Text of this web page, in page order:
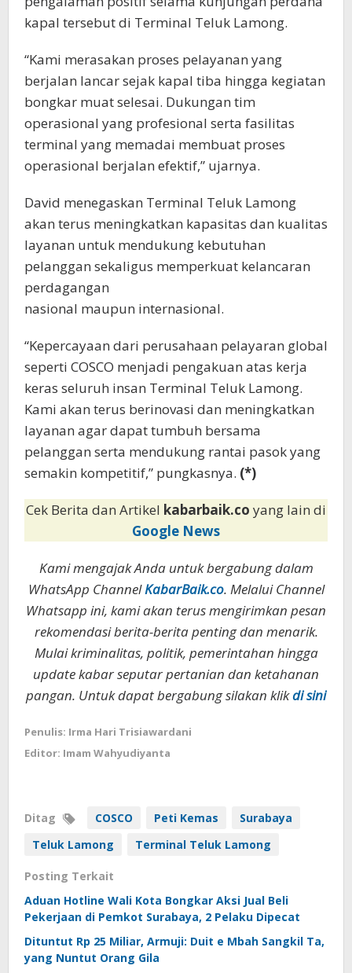
kapal tersebut di Terminal Teluk Lamong.
“Kami merasakan proses pelayanan yang
berjalan lancar sejak kapal tiba hingga kegiatan
bongkar muat selesai. Dukungan tim
operasional yang profesional serta fasilitas
terminal yang memadai membuat proses
operasional berjalan efektif,” ujarnya.
David menegaskan Terminal Teluk Lamong
akan terus meningkatkan kapasitas dan kualitas
layanan untuk mendukung kebutuhan
pelanggan sekaligus memperkuat kelancaran
perdagangan
nasional maupun internasional.
“Kepercayaan dari perusahaan pelayaran global
seperti COSCO menjadi pengakuan atas kerja
keras seluruh insan Terminal Teluk Lamong.
Kami akan terus berinovasi dan meningkatkan
layanan agar dapat tumbuh bersama
pelanggan serta mendukung rantai pasok yang
semakin kompetitif,” pungkasnya. (*)
Cek Berita dan Artikel kabarbaik.co yang lain di
Google News
Kami mengajak Anda untuk bergabung dalam
WhatsApp ChannelKabarBaik.co. Melalui Channel
Whatsapp ini, kami akan terus mengirimkan pesan
rekomendasi berita-berita penting dan menarik.
Mulai kriminalitas, politik, pemerintahan hingga
update kabar seputar pertanian dan ketahanan
pangan. Untuk dapat bergabung silakan klikdi sini
Penulis: Irma Hari Trisiawardani
Editor: Imam Wahyudiyanta
Ditag COSCO Peti Kemas
Surabaya
Teluk Lamong
Terminal Teluk Lamong
Posting Terkait
Aduan Hotline Wali Kota Bongkar Aksi Jual Beli
Pekerjaan di Pemkot Surabaya, 2 Pelaku Dipecat
Dituntut Rp 25 Miliar, Armuji: Duit e Mbah Sangkil Ta,
yang Nuntut Orang Gila